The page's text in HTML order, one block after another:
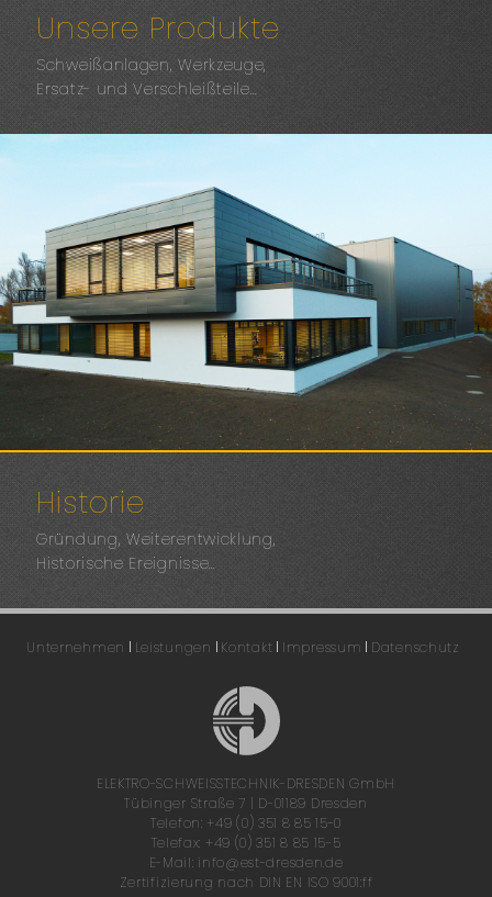
Unsere Produkte
Schweißanlagen, Werkzeuge,
Ersatz- und Verschleißteile…
Historie
Gründung, Weiterentwicklung,
Historische Ereignisse…
Unternehmen Leistungen Kontakt Impressum Datenschutz
ELEKTRO-SCHWEISSTECHNIK-DRESDEN GmbH
Tübinger Straße 7
D-01189 Dresden
Telefon: +49 (0) 351 8 85 15-0
Telefax: +49 (0) 351 8 85 15-5
E-Mail: info@est-dresden.de
Zertifizierung nach DIN EN ISO 9001:ff